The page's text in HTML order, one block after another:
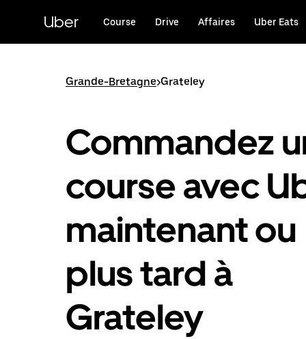
principal
Uber Course Drive Affaires Uber Eats
Grande-Bretagne>Grateley
Commandez
course avec
maintenant ou
plus tard à
Grateley